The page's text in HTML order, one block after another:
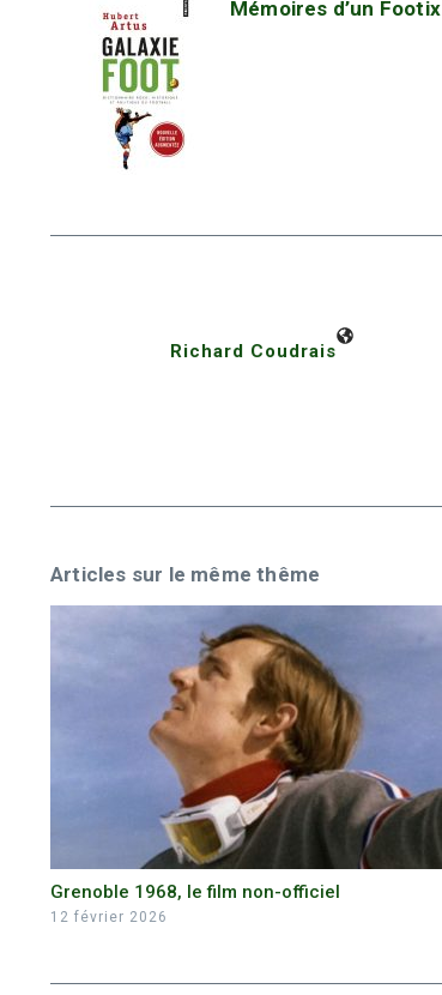
Mémoires d’un Footix
Richard Coudrais
Articles sur le même thême
Grenoble 1968, le film non-officiel
12 février 2026